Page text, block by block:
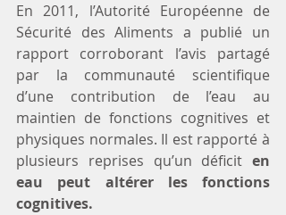
En 2011, l’Autorité Européenne de
Sécurité des Aliments a publié un
rapport corroborant l’avis partagé
par la communauté scientifique
d’une contribution de l’eau au
maintien de fonctions cognitives et
physiques normales. Il est rapporté à
plusieurs reprises qu’un déficit en
eau peut altérer les fonctions
cognitives.